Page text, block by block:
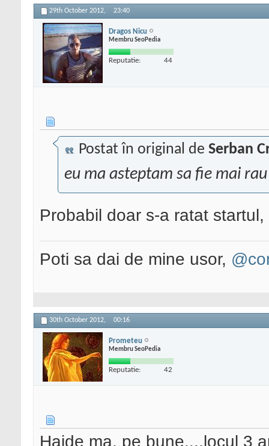
29th October 2012, 23:40
Dragos Nicu
Membru SeoPedia
Reputatie: 44
Postat în original de Serban
eu ma asteptam sa fie mai
Probabil doar s-a ratat
Poti sa dai de mine usor,
30th October 2012, 00:16
Prometeu
Membru SeoPedia
Reputatie: 42
Haide ma, pe bune....locul 3